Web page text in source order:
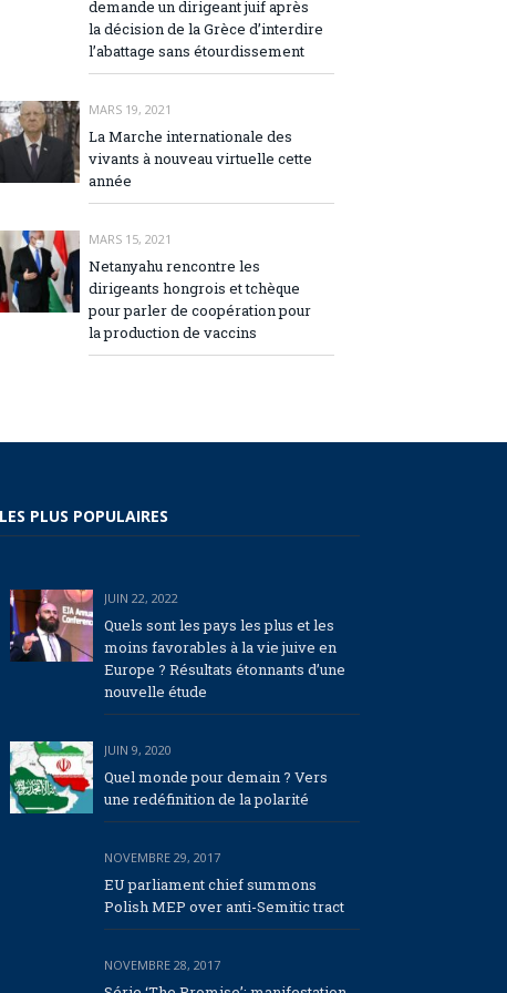
demande un dirigeant juif après
la décision de la Grèce d’interdire
l’abattage sans étourdissement
MARS 19, 2021
La Marche internationale des
vivants à nouveau virtuelle cette
année
MARS 15, 2021
Netanyahu rencontre les
dirigeants hongrois et tchèque
pour parler de coopération pour
la production de vaccins
LES PLUS POPULAIRES
JUIN 22, 2022
Quels sont les pays les plus et les
moins favorables à la vie juive en
Europe ? Résultats étonnants d’une
nouvelle étude
JUIN 9, 2020
Quel monde pour demain ? Vers
une redéfinition de la polarité
NOVEMBRE 29, 2017
EU parliament chief summons
Polish MEP over anti-Semitic tract
NOVEMBRE 28, 2017